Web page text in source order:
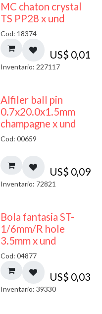
MC chaton crystal
TS PP28 x und
Cod: 18374
US$ 0,01
Inventario: 227117
Alfiler ball pin
0.7x20.0x1.5mm
champagne x und
Cod: 00659
US$ 0,09
Inventario: 72821
Bola fantasia ST-
1/6mm/R hole
3.5mm x und
Cod: 04877
US$ 0,03
Inventario: 39330